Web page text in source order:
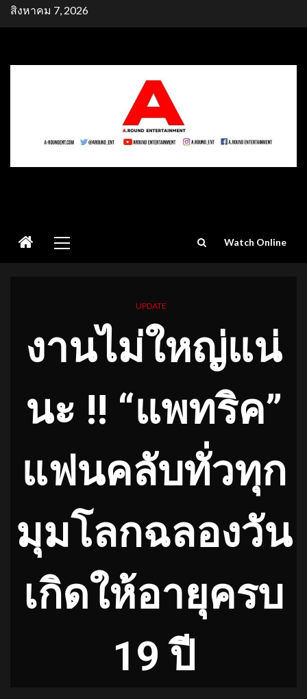
Skipสิงหาคม 7, 2026
Menu
Watch Online
UPDATE
งานไม่ใหญ่แน่
นะ !! “แพทริค”
แฟนคลับทั่วทุก
มุมโลกฉลองวัน
เกิดให้อายุครบ
19 ปี